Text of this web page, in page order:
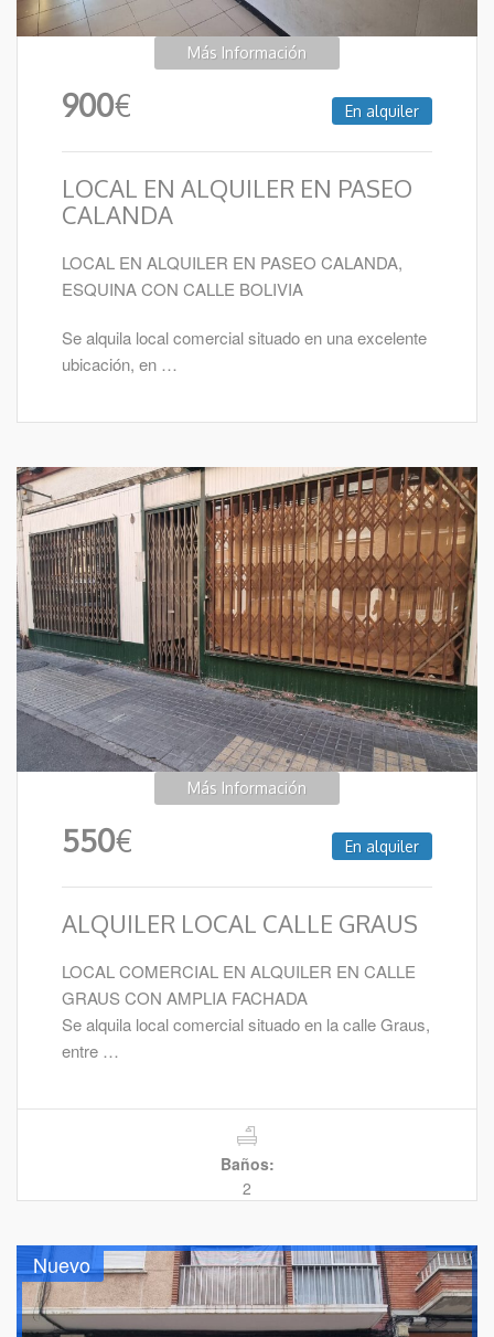
Más Información
900€ En alquiler
LOCAL EN ALQUILER EN PASEO
CALANDA
LOCAL EN ALQUILER EN PASEO CALANDA,
ESQUINA CON CALLE BOLIVIA
Se alquila local comercial situado en una excelente
ubicación, en …
Más Información
550€ En alquiler
ALQUILER LOCAL CALLE GRAUS
LOCAL COMERCIAL EN ALQUILER EN CALLE
GRAUS CON AMPLIA FACHADA
Se alquila local comercial situado en la calle Graus,
entre …
Baños:
2
Nuevo